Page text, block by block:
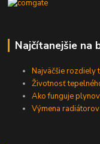
Najčítanejšie na
Najväčšie rozdiely
Životnosť
Ako funguje
Výmena